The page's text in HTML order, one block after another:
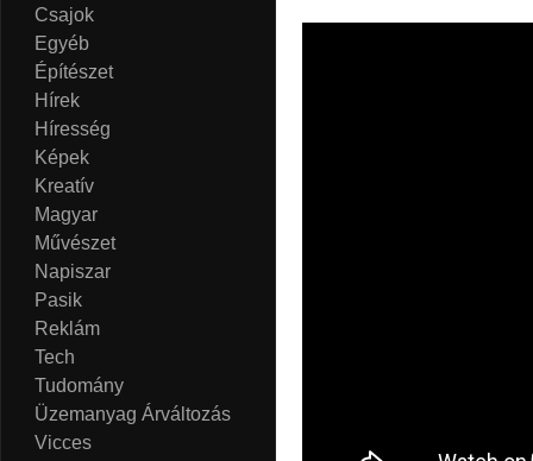
Csajok
Egyéb
Építészet
Hírek
Híresség
Képek
Kreatív
Magyar
Művészet
Napiszar
Pasik
Reklám
Tech
Tudomány
Üzemanyag Árváltozás
Vicces